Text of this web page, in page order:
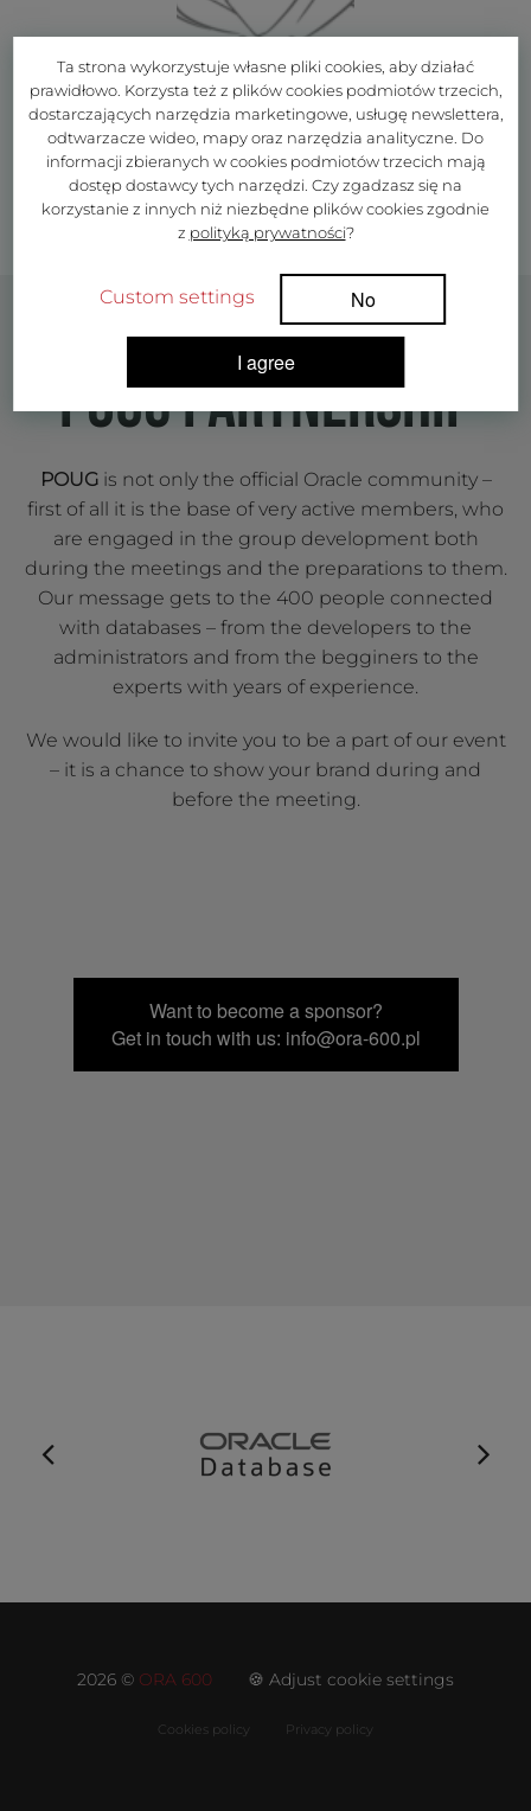
POUG PARTNERSHIP
POUG is not only the official Oracle community –
first of all it is the base of very active members, who
are engaged in the group development both
during the meetings and the preparations to them.
Our message gets to the 400 people connected
with databases – from the developers to the
administrators and from the begginers to the
experts with years of experience.
We would like to invite you to be a part of our event
– it is a chance to show your brand during and
before the meeting.
Want to become a sponsor?
Get in touch with us: info@ora-600.pl
2026 © ORA 600 🍪 Adjust cookie settings
Cookies policy Privacy policy
Ta strona wykorzystuje własne pliki cookies, aby działać
prawidłowo. Korzysta też z plików cookies podmiotów trzecich,
dostarczających narzędzia marketingowe, usługę newslettera,
odtwarzacze wideo, mapy oraz narzędzia analityczne. Do
informacji zbieranych w cookies podmiotów trzecich mają
dostęp dostawcy tych narzędzi. Czy zgadzasz się na
korzystanie z innych niż niezbędne plików cookies zgodnie
z polityką prywatności?
Custom settings No
I agree